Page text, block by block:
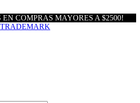
EN COMPRAS MAYORES A $2500!